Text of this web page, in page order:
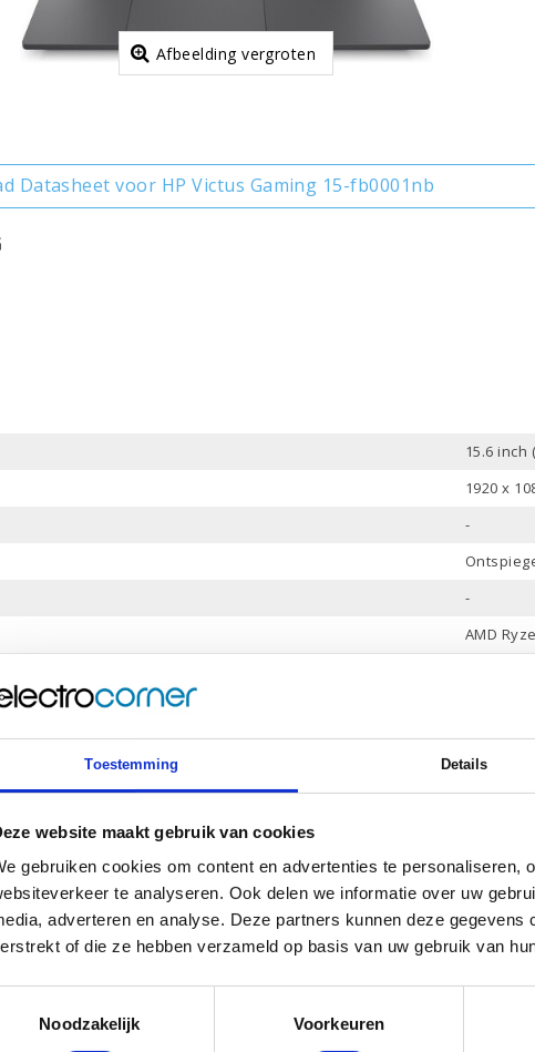
Toestemming Details
website maakt gebruik van cookies
gebruiken cookies om content en advertenties te personaliseren,
te analyseren. Ook delen we informatie over uw
adverteren en analyse. Deze partners kunnen deze
of die ze hebben verzameld op basis van uw gebruik van
Noodzakelijk
Voorkeuren
Afbeelding vergroten
Datasheet voor HP Victus Gaming 15-fb0001nb
15.6 inch
1920 x
-
-
AMD
tot 4.2
NVIDIA
4 Gb
Bang &